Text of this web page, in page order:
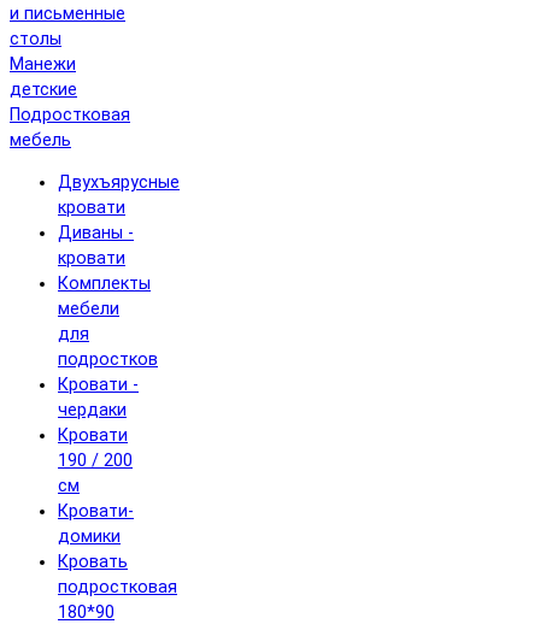
и письменные
столы
Манежи
детские
Подростковая
мебель
Двухъярусные
кровати
Диваны -
кровати
Комплекты
мебели
для
подростков
Кровати -
чердаки
Кровати
190 / 200
см
Кровати-
домики
Кровать
подростковая
180*90